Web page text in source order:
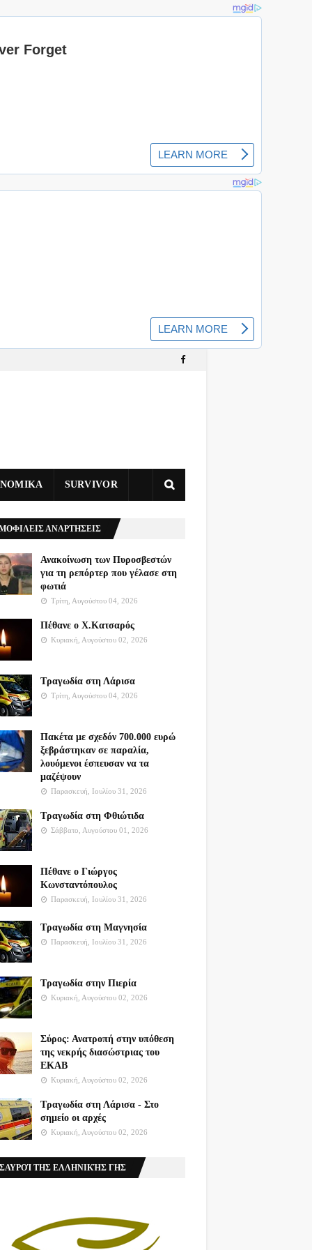
SURVIVOR
ΑΝΑΡΤΗΣΕΙΣ
Ανακοίνωση των Πυροσβεστών
για τη ρεπόρτερ που γέλασε στη
φωτιά
Τρίτη, Αυγούστου 04, 2026
Πέθανε ο Χ.Κατσαρός
Κυριακή, Αυγούστου 02, 2026
Τραγωδία στη Λάρισα
Τρίτη, Αυγούστου 04, 2026
Πακέτα με σχεδόν 700.000 ευρώ
ξεβράστηκαν σε παραλία,
λουόμενοι έσπευσαν να τα
μαζέψουν
Παρασκευή, Ιουλίου 31, 2026
Τραγωδία στη Φθιώτιδα
Σάββατο, Αυγούστου 01, 2026
Πέθανε ο Γιώργος
Κωνσταντόπουλος
Παρασκευή, Ιουλίου 31, 2026
Τραγωδία στη Μαγνησία
Παρασκευή, Ιουλίου 31, 2026
Τραγωδία στην Πιερία
Κυριακή, Αυγούστου 02, 2026
Σύρος: Ανατροπή στην υπόθεση
της νεκρής διασώστριας του
ΕΚΑΒ
Κυριακή, Αυγούστου 02, 2026
Τραγωδία στη Λάρισα - Στο
σημείο οι αρχές
Κυριακή, Αυγούστου 02, 2026
ΤΗΣ ΕΛΛΗΝΙΚΉΣ ΓΗΣ